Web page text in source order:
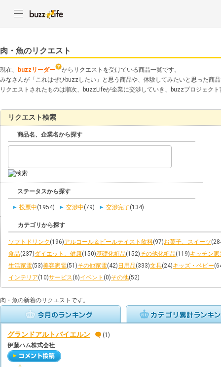
肉・魚のリクエスト
現在、 buzzリーダー
からリクエストを受けている商品一覧です。
みなさんが「これはぜひbuzzしたい」と思う商品や、体験してみたいと思った商
リクエストされたものは順次、buzzLifeが企業に交渉していき、buzzプロジェク
リクエスト検索
商品名、企業名から探す
ステータスから探す
投票中(1954) 交渉中(79) 交渉完了 (134)
カテゴリから探す
ソフトドリンク (196)アルコール＆ビールテイスト飲料(97)お菓子、スイーツ
食品(237)ダイエット、健康(150)基礎化粧品(152)その他化粧品(119)キッチン家
生活家電(53)美容家電(51)その他家電(42) 日用品(333)文具(24)キッズ・ベビー
インテリア(10)サービス(6)イベント (0)その他(52)
肉・魚の新着のリクエストです。
グランドアルトバイエルン
(1)
伊藤ハム株式会社